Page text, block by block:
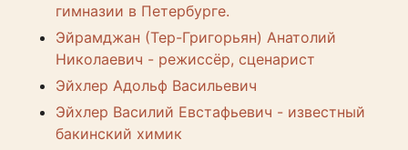
гимназии в Петербурге.
Эйрамджан (Тер-Григорьян) Анатолий
Николаевич - режиссёр, сценарист
Эйхлер Адольф Васильевич
Эйхлер Василий Евстафьевич - известный
бакинский химик